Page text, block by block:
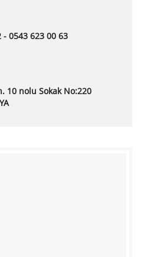
- 0543 623 00 63
10 nolu Sokak No:220